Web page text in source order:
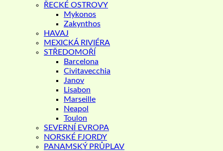
ŘECKÉ OSTROVY
Mykonos
Zakynthos
HAVAJ
MEXICKÁ RIVIÉRA
STŘEDOMOŘÍ
Barcelona
Civitavecchia
Janov
Lisabon
Marseille
Neapol
Toulon
SEVERNÍ EVROPA
NORSKÉ FJORDY
PANAMSKÝ PRŮPLAV